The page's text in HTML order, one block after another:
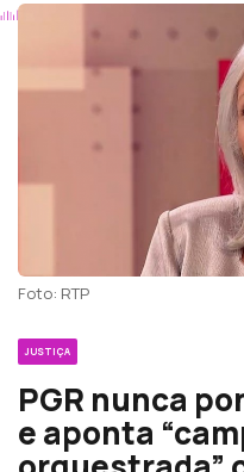
Foto: RTP
JUSTIÇA
PGR nunca
e aponta